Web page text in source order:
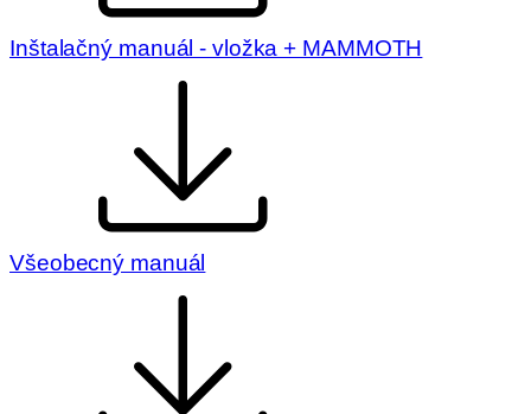
Inštalačný manuál - vložka + MAMMOTH
Všeobecný manuál